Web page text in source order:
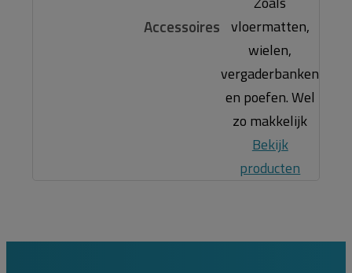
Accessoires vloermatten,
wielen,
vergaderbanken
en poefen. Wel
zo makkelijk
Bekijk
producten